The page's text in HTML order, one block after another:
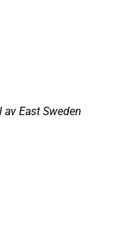
East Sweden